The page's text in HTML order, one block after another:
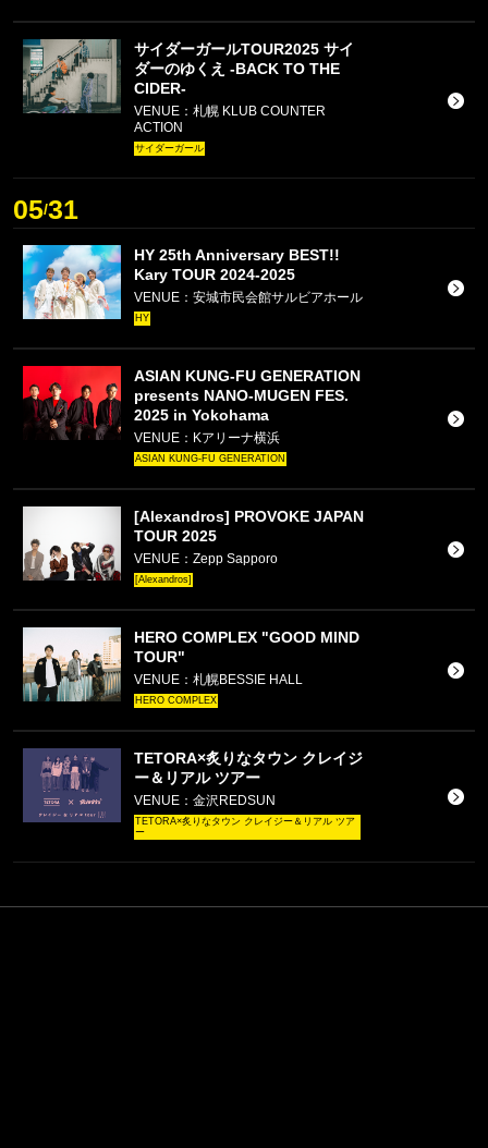
サイダーガールTOUR2025 サイ
ダーのゆくえ -BACK TO THE
CIDER-
VENUE：札幌 KLUB COUNTER
ACTION
サイダーガール
05/31
HY 25th Anniversary BEST!!
Kary TOUR 2024-2025
VENUE：安城市民会館サルビアホール
HY
ASIAN KUNG-FU GENERATION
presents NANO-MUGEN FES.
2025 in Yokohama
VENUE：Kアリーナ横浜
ASIAN KUNG-FU GENERATION
[Alexandros] PROVOKE JAPAN
TOUR 2025
VENUE：Zepp Sapporo
[Alexandros]
HERO COMPLEX "GOOD MIND
TOUR"
VENUE：札幌BESSIE HALL
HERO COMPLEX
TETORA×炙りなタウン クレイジ
ー＆リアル ツアー
VENUE：金沢REDSUN
TETORA×炙りなタウン クレイジー＆リアル ツア
ー